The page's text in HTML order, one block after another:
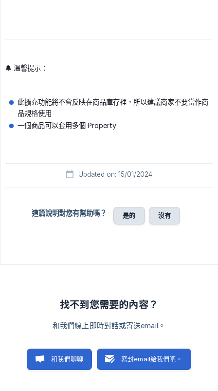
🔔 溫馨提示：
此擴充功能將不會反映在商品庫存裡，所以建議商家不要當作商
品規格使用
一個商品可以套用多個 Property
Updated on: 15/01/2024
這篇說明對您有幫助嗎？ 是的 沒有
找不到您需要的內容？
和我們線上即時對話或寄送email。
和我們聊聊 寫封email給我們吧。